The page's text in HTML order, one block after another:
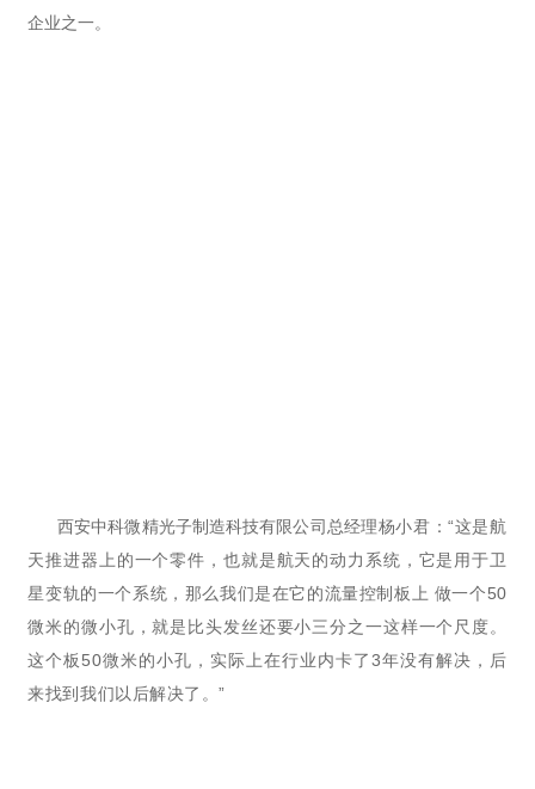
企业之一。
西安中科微精光子制造科技有限公司总经理杨小君：“这是航
天推进器上的一个零件，也就是航天的动力系统，它是用于卫
星变轨的一个系统，那么我们是在它的流量控制板上 做一个50
微米的微小孔，就是比头发丝还要小三分之一这样一个尺度。
这个板50微米的小孔，实际上在行业内卡了3年没有解决，后
来找到我们以后解决了。”